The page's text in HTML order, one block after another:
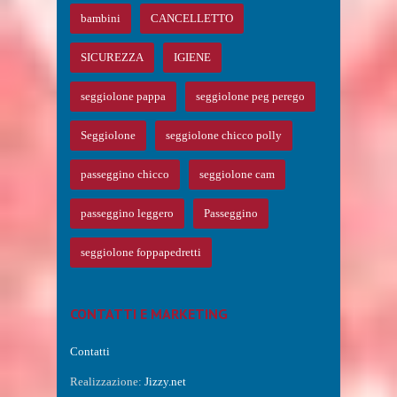
bambini CANCELLETTO
SICUREZZA IGIENE
seggiolone pappa seggiolone peg perego
Seggiolone seggiolone chicco polly
passeggino chicco seggiolone cam
passeggino leggero Passeggino
seggiolone foppapedretti
CONTATTI E MARKETING
Contatti
Realizzazione: Jizzy.net